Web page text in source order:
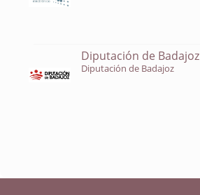
Diputación de Badajoz
Diputación de Badajoz